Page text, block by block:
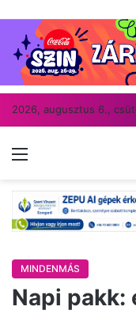
2026, augusztus 6.,
Menü
MINDENMÁS
Napi pakk: